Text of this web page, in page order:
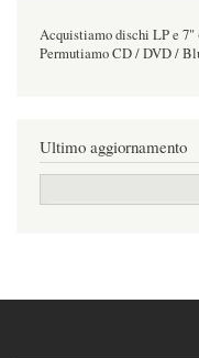
Acquistiamo dischi LP e
Permutiamo CD / DVD /
Ultimo aggiornamento